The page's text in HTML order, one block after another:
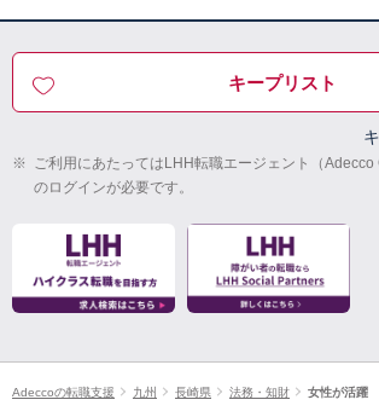
キープリスト
※ ご利用にあたってはLHH転職エージェント（
のログインが必要です。
Adeccoの転職支援 九州 長崎県 法務・知財 女性が活躍